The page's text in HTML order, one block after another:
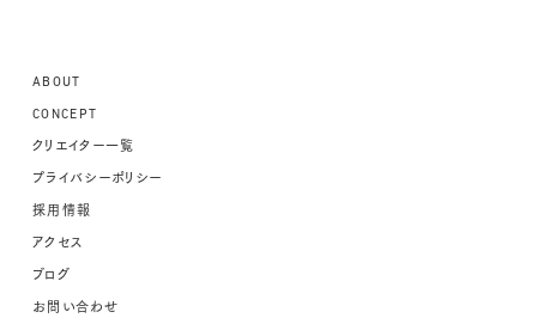
ABOUT
CONCEPT
クリエイター一覧
プライバシーポリシー
採用情報
アクセス
ブログ
お問い合わせ